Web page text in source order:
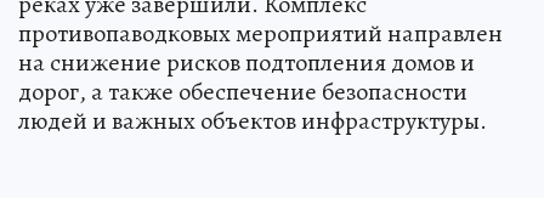
противопаводковых мероприятий направлен
на снижение рисков подтопления домов и
дорог, а также обеспечение безопасности
людей и важных объектов инфраструктуры.